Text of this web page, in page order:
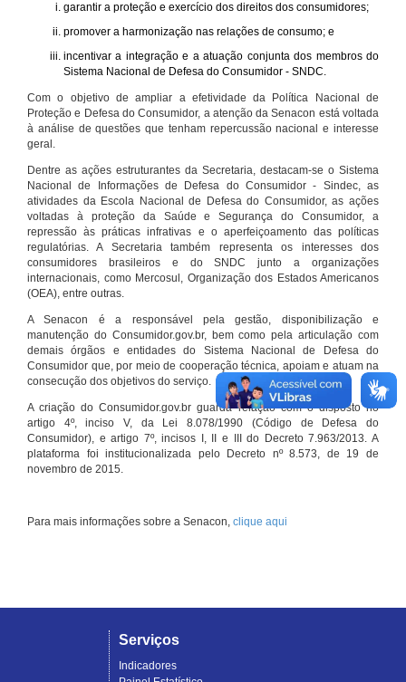
garantir a proteção e exercício dos direitos dos consumidores;
promover a harmonização nas relações de consumo; e
incentivar a integração e a atuação conjunta dos membros do
Sistema Nacional de Defesa do Consumidor - SNDC.
Com o objetivo de ampliar a efetividade da Política Nacional de
Proteção e Defesa do Consumidor, a atenção da Senacon está voltada
à análise de questões que tenham repercussão nacional e interesse
geral.
Dentre as ações estruturantes da Secretaria, destacam-se o Sistema
Nacional de Informações de Defesa do Consumidor - Sindec, as
atividades da Escola Nacional de Defesa do Consumidor, as ações
voltadas à proteção da Saúde e Segurança do Consumidor, a
repressão às práticas infrativas e o aperfeiçoamento das políticas
regulatórias. A Secretaria também representa os interesses dos
consumidores brasileiros e do SNDC junto a organizações
internacionais, como Mercosul, Organização dos Estados Americanos
(OEA), entre outras.
A Senacon é a responsável pela gestão, disponibilização e
manutenção do Consumidor.gov.br, bem como pela articulação com
demais órgãos e entidades do Sistema Nacional de Defesa do
Consumidor que, por meio de cooperação técnica, apoiam e atuam na
consecução dos objetivos do serviço.
A criação do Consumidor.gov.br guarda relação com o disposto no
artigo 4º, inciso V, da Lei 8.078/1990 (Código de Defesa do
Consumidor), e artigo 7º, incisos I, II e III do Decreto 7.963/2013. A
plataforma foi institucionalizada pelo Decreto nº 8.573, de 19 de
novembro de 2015.
Para mais informações sobre a Senacon, clique aqui
Serviços
Indicadores